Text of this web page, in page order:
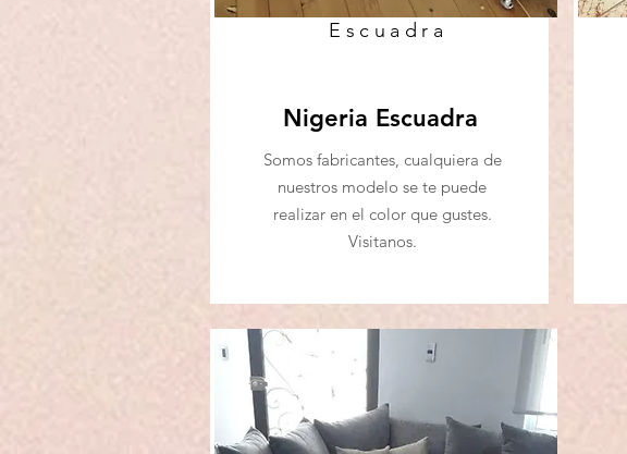
Escuadra
Nigeria Escuadra
Somos fabricantes, cualquiera de
nuestros modelo se te puede
realizar en el color que gustes.
Visitanos.